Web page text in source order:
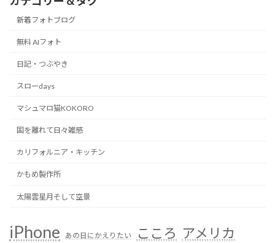
新着フォトブログ
無料 AIフォト
日記・つぶやき
スローdays
マシュマロ猫KOKORO
国を離れて日々雑感
カリフォルニア・キッチン
かもめ製作所
太陽雲星月そして空景
iPhone あの日にかえりたい こころ アメリカ